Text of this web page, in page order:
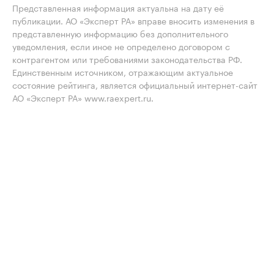
Представленная информация актуальна на дату её
публикации. АО «Эксперт РА» вправе вносить изменения в
представленную информацию без дополнительного
уведомления, если иное не определено договором с
контрагентом или требованиями законодательства РФ.
Единственным источником, отражающим актуальное
состояние рейтинга, является официальный интернет-сайт
АО «Эксперт РА» www.raexpert.ru.